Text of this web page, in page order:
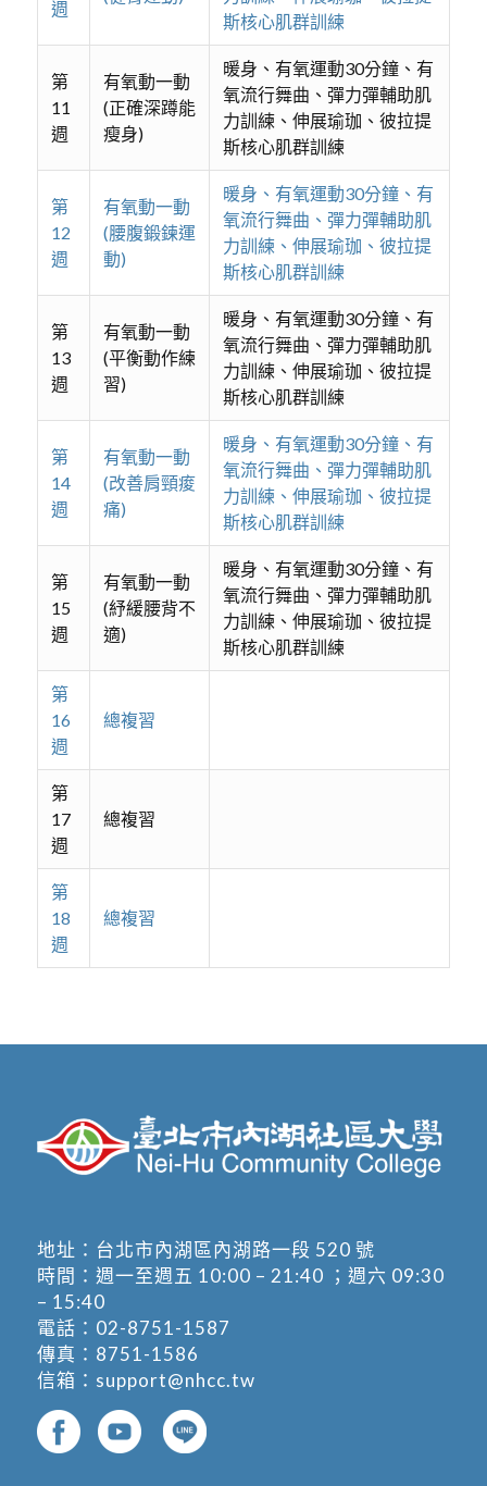
週
斯核心肌群訓練
第
11
週
有氧動一動
(正確深蹲能
瘦身)
暖身、有氧運動30分鐘、有
氧流行舞曲、彈力彈輔助肌
力訓練、伸展瑜珈、彼拉提
斯核心肌群訓練
第
12
週
有氧動一動
(腰腹鍛鍊運
動)
暖身、有氧運動30分鐘、有
氧流行舞曲、彈力彈輔助肌
力訓練、伸展瑜珈、彼拉提
斯核心肌群訓練
第
13
週
有氧動一動
(平衡動作練
習)
暖身、有氧運動30分鐘、有
氧流行舞曲、彈力彈輔助肌
力訓練、伸展瑜珈、彼拉提
斯核心肌群訓練
第
14
週
有氧動一動
(改善肩頸痠
痛)
暖身、有氧運動30分鐘、有
氧流行舞曲、彈力彈輔助肌
力訓練、伸展瑜珈、彼拉提
斯核心肌群訓練
第
15
週
有氧動一動
(紓緩腰背不
適)
暖身、有氧運動30分鐘、有
氧流行舞曲、彈力彈輔助肌
力訓練、伸展瑜珈、彼拉提
斯核心肌群訓練
第
16
週
總複習
第
17
週
總複習
第
18
週
總複習
地址： 台北市內湖區內湖路一段 520 號
時間：週一至週五 10:00 – 21:40 ；週六 09:30
– 15:40
電話： 02-8751-1587
傳真：8751-1586
信箱： support@nhcc.tw